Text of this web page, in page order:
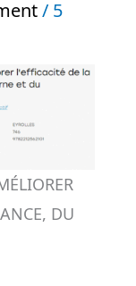
/ 5
DU